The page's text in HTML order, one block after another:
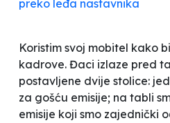
preko leđa nastavnika
Koristim svoj mobitel kako
kadrove. Đaci izlaze pred
postavljene dvije stolice:
za gošću emisije; na tabli
emisije koji smo zajednički